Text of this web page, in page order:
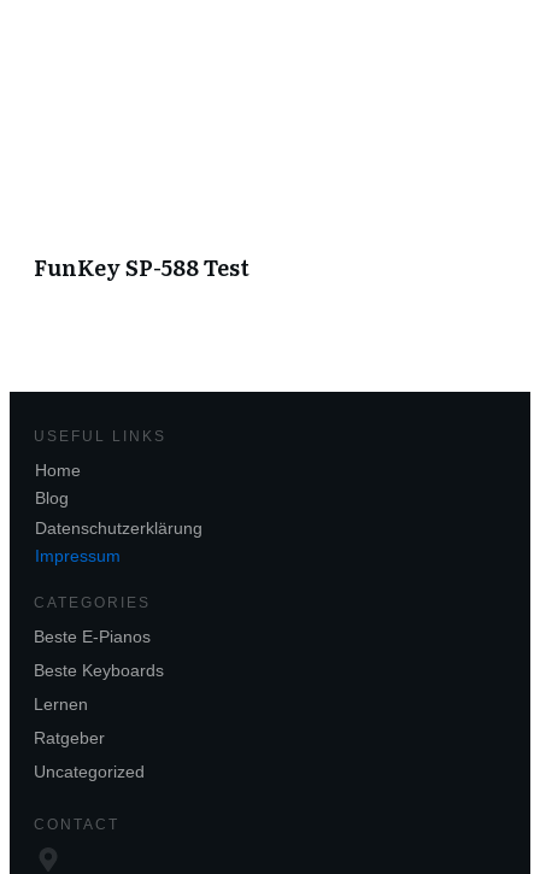
FunKey SP-588 Test
USEFUL LINKS
Home
Blog
Datenschutzerklärung
Impressum
CATEGORIES
Beste E-Pianos
Beste Keyboards
Lernen
Ratgeber
Uncategorized
CONTACT